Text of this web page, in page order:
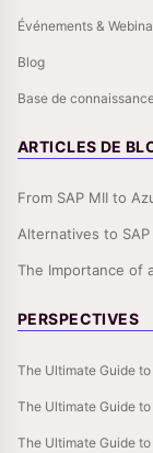
Événements &
Blog
Base de
ARTICLES DE
From SAP MII to
Alternatives to
The Importance of
PERSPECTIVES
The Ultimate Guide
The Ultimate Guide
The Ultimate Guide